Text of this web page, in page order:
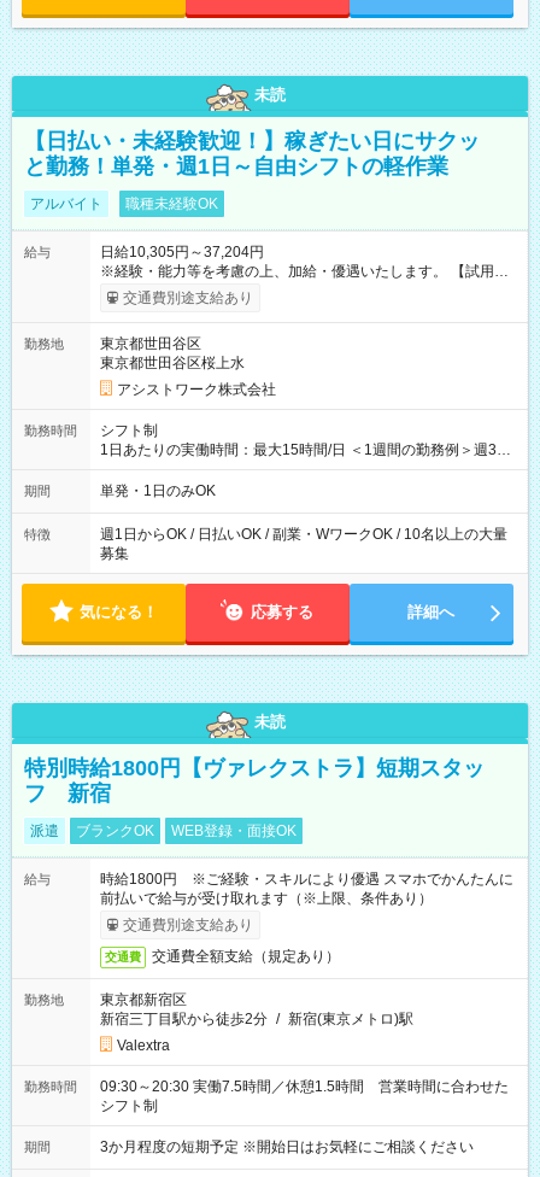
未読
【日払い・未経験歓迎！】稼ぎたい日にサクッ
と勤務！単発・週1日～自由シフトの軽作業
アルバイト 職種未経験OK
給与
日給10,305円～37,204円
※経験・能力等を考慮の上、加給・優遇いたします。 【試用期
間】試用期間なし
交通費別途支給あり
勤務地
東京都世田谷区
東京都世田谷区桜上水
アシストワーク株式会社
勤務時間
シフト制
1日あたりの実働時間：最大15時間/日 ＜1週間の勤務例＞週3回
勤務 勤務：月・水・金 休み：火・木・土・日 好きな時にお仕事
可能です！ ※1日あたりの最大実働時間は日勤、夜勤共に勤務し
期間 単発・1日のみOK
特徴
週1日からOK / 日払いOK / 副業・WワークOK / 10名以上の大量
募集
気になる！ 応募する 詳細へ
未読
特別時給1800円【ヴァレクストラ】短期スタッ
フ 新宿
派遣 ブランクOK WEB登録・面接OK
給与
時給1800円 ※ご経験・スキルにより優遇 スマホでかんたんに
前払いで給与が受け取れます（※上限、条件あり）
交通費別途支給あり
交通費 交通費全額支給（規定あり）
勤務地
東京都新宿区
新宿三丁目駅から徒歩2分 / 新宿(東京メトロ)駅
Valextra
勤務時間
09:30～20:30 実働7.5時間／休憩1.5時間 営業時間に合わせた
シフト制
期間 3か月程度の短期予定 ※開始日はお気軽にご相談ください